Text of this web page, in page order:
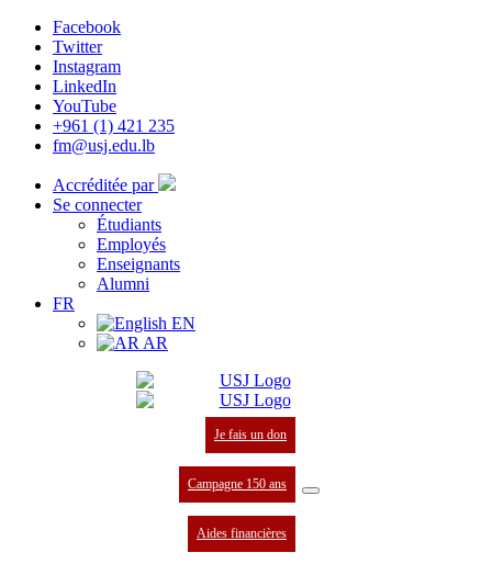
Facebook
Twitter
Instagram
LinkedIn
YouTube
+961 (1) 421 235
fm@usj.edu.lb
Accréditée par
Se connecter
Étudiants
Employés
Enseignants
Alumni
FR
EN
AR
Je fais un don
Campagne 150 ans
Aides financières